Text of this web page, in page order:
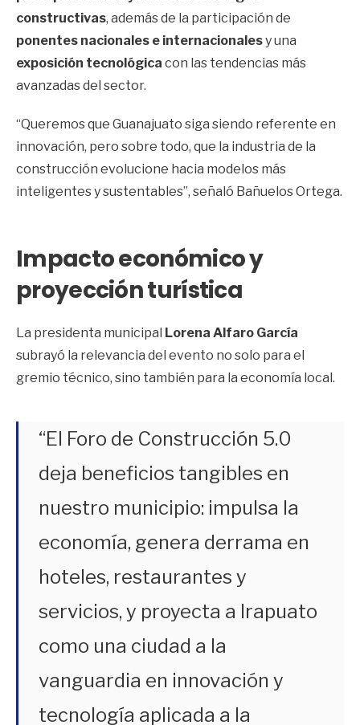
constructivas, además de la participación de
ponentes nacionales e internacionalesy una
exposición tecnológica con las tendencias más
avanzadas del sector.
“Queremos que Guanajuato siga siendo referente en
innovación, pero sobre todo, que la industria de la
construcción evolucione hacia modelos más
inteligentes y sustentables”, señaló Bañuelos Ortega.
Impacto económico y
proyección turística
La presidenta municipal Lorena Alfaro García
subrayó la relevancia del evento no solo para el
gremio técnico, sino también para la economía local.
“El Foro de Construcción 5.0
deja beneficios tangibles en
nuestro municipio: impulsa la
economía, genera derrama en
hoteles, restaurantes y
servicios, y proyecta a Irapuato
como una ciudad a la
vanguardia en innovación y
tecnología aplicada a la